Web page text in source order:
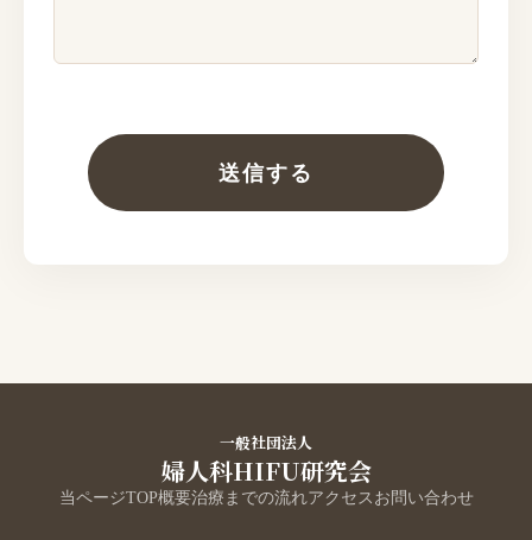
一般社団法人
婦人科HIFU研究会
当ページTOP概要治療までの流れアクセスお問い合わせ